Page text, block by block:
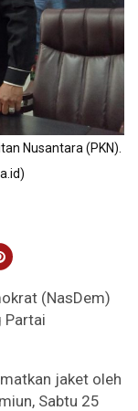
Nusantara (PKN).
(NasDem)
Partai
jaket oleh
Sabtu 25